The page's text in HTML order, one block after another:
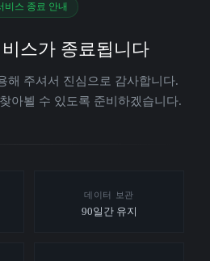
비스 종료 안내
스가 종료됩니다
해 주셔서 진심으로 감사합니다.
아뵐 수 있도록 준비하겠습니다.
데이터 보관
90일간 유지